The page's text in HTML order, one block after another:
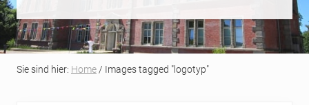
Sie sind hier: Home / Images tagged "logotyp"